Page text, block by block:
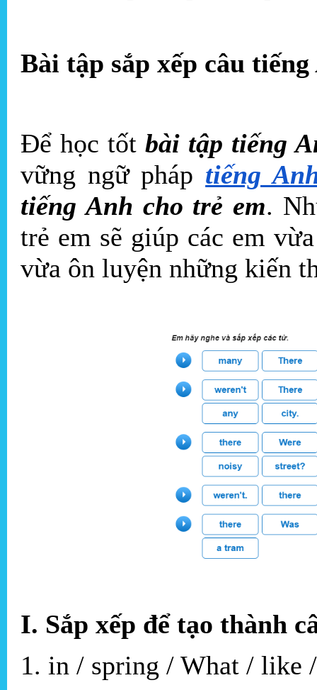
Bài tập sắp xếp câu
Để học tốtbài tập tiếng
vững ngữ pháp tiếng
tiếng Anh cho trẻ em.
trẻ em sẽ giúp các em
vừa ôn luyện những kiến
I. Sắp xếp để tạo thành
1. in / spring / What / like